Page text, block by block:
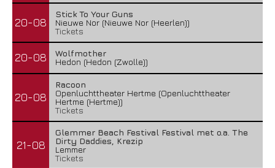
20-08
Stick To Your Guns
Nieuwe Nor (Nieuwe Nor (Heerlen))
Tickets
20-08
Wolfmother
Hedon (Hedon (Zwolle))
20-08
Racoon
Openluchttheater Hertme (Openluchttheater
Hertme (Hertme))
Tickets
21-08
Glemmer Beach Festival Festival met o.a. The
Dirty Daddies, Krezip
Lemmer
Tickets